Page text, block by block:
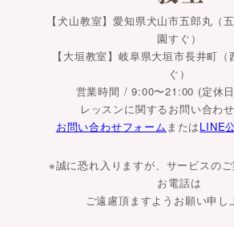
【犬山教室】愛知県犬山市五郎丸（
園すぐ）
【大垣教室】岐阜県大垣市長井町
ぐ）
営業時間 / 9:00〜21:00 (定休
レッスンに関するお問い合わせ
お問い合わせフォーム またはLINE
※誠に恐れ入りますが、サービスの
お電話は
ご遠慮頂ますようお願い申し